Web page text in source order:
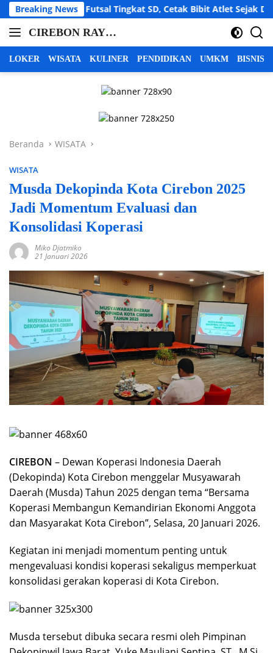
Langsung
ke
konten
Breaking News
Futsal Tingkat SD, Cetak Bibit Atlet Sejak Dini LBH
CIREBON RAYA |
INFO CIREBON
CIREBON RAYA |
cirebon
info
cirebon
majalengka
kuningan
LOKER WISATA KULINER PENDIDIKAN UMKM BISNIS
Beranda WISATA
WISATA
Musda Dekopinda Kota Cirebon 2025
Jadi Momentum Evaluasi dan
Konsolidasi Koperasi
Miko Djatmiko
21 Januari 2026
CIREBON – Dewan Koperasi Indonesia Daerah
(Dekopinda) Kota Cirebon menggelar Musyawarah
Daerah (Musda) Tahun 2025 dengan tema “Bersama
Koperasi Membangun Kemandirian Ekonomi Anggota
dan Masyarakat Kota Cirebon”, Selasa, 20 Januari 2026.
Kegiatan ini menjadi momentum penting untuk
mengevaluasi kondisi koperasi sekaligus memperkuat
konsolidasi gerakan koperasi di Kota Cirebon.
Musda tersebut dibuka secara resmi oleh Pimpinan